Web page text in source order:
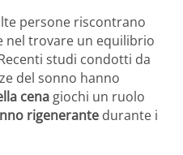
persone riscontrano
nel trovare un equilibrio
studi condotti da
del sonno hanno
cena giochi un ruolo
rigenerante durante i